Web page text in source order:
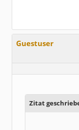
Guestuser
Zitat